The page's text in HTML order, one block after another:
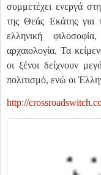
συμμετέχει ενεργά
της Θεάς Εκάτης για
ελληνική
αρχαιολογία. Τα
οι ξένοι δείχνουν
πολιτισμό, ενώ οι
http://